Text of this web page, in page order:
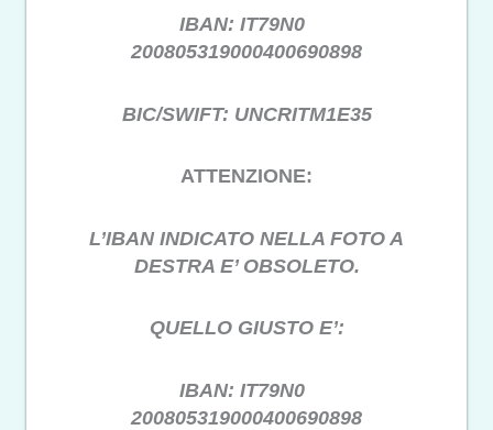
IBAN: IT79N0
200805319000400690898
BIC/SWIFT: UNCRITM1E35
ATTENZIONE:
L’IBAN INDICATO NELLA FOTO A
DESTRA E’ OBSOLETO.
QUELLO GIUSTO E’:
IBAN: IT79N0
200805319000400690898